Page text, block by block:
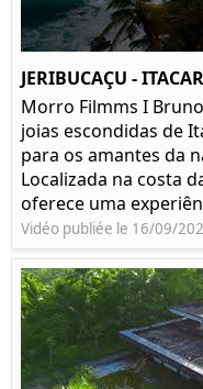
JERIBUCAÇU -
Morro Filmms I
joias escondidas de
para os amantes da
Localizada na costa
oferece uma
Vidéo publiée le 16/09/